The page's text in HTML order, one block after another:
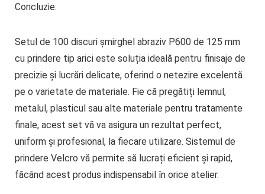
Concluzie:
Setul de 100 discuri șmirghel abraziv P600 de 125 mm
cu prindere tip aricieste soluția ideală pentru finisaje de
precizie și lucrări delicate, oferind o netezire excelentă
pe o varietate de materiale. Fie că pregătiți lemnul,
metalul, plasticul sau alte materiale pentru tratamente
finale, acest set vă va asigura un rezultat perfect,
uniform și profesional, la fiecare utilizare. Sistemul de
prindere Velcro vă permite să lucrați eficient și rapid,
făcând acest produs indispensabil în orice atelier.